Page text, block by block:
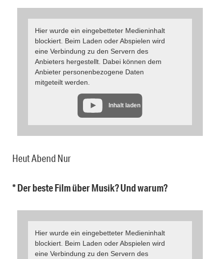
Hier wurde ein eingebetteter Medieninhalt
blockiert. Beim Laden oder Abspielen wird
eine Verbindung zu den Servern des
Anbieters hergestellt. Dabei können dem
Anbieter personenbezogene Daten
mitgeteilt werden.
Inhalt laden
Heut Abend Nur
* Der beste Film über Musik? Und warum?
Hier wurde ein eingebetteter Medieninhalt
blockiert. Beim Laden oder Abspielen wird
eine Verbindung zu den Servern des